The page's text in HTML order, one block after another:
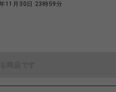
11月30日 23時59分